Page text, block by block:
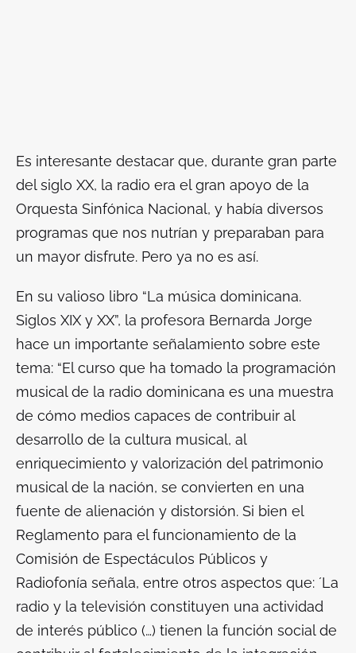
Es interesante destacar que, durante gran parte
del siglo XX, la radio era el gran apoyo de la
Orquesta Sinfónica Nacional, y había diversos
programas que nos nutrían y preparaban para
un mayor disfrute. Pero ya no es así.
En su valioso libro “La música dominicana.
Siglos XIX y XX”, la profesora Bernarda Jorge
hace un importante señalamiento sobre este
tema: “El curso que ha tomado la programación
musical de la radio dominicana es una muestra
de cómo medios capaces de contribuir al
desarrollo de la cultura musical, al
enriquecimiento y valorización del patrimonio
musical de la nación, se convierten en una
fuente de alienación y distorsión. Si bien el
Reglamento para el funcionamiento de la
Comisión de Espectáculos Públicos y
Radiofonía señala, entre otros aspectos que: ´La
radio y la televisión constituyen una actividad
de interés público (…) tienen la función social de